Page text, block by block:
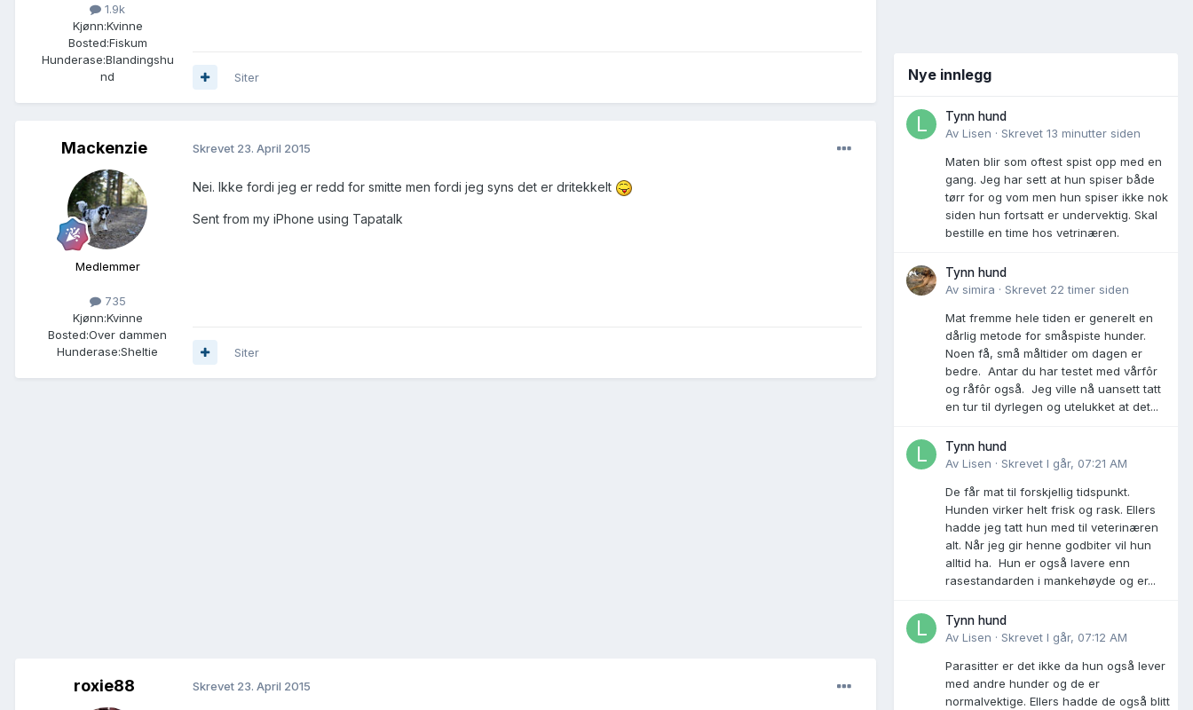
1.9k
Kjønn:Kvinne
Bosted:Fiskum
Hunderase:Blandingshu
nd
Siter
Mackenzie
Medlemmer
735
Kjønn:Kvinne
Bosted:Over dammen
Hunderase:Sheltie
Skrevet 23. April 2015
Nei. Ikke fordi jeg er redd for smitte men fordi jeg syns det er dritekkelt
Sent from my iPhone using Tapatalk
Siter
roxie88 Skrevet 23. April 2015
Nye innlegg
Tynn hund
Av Lisen · Skrevet 13 minutter siden
Maten blir som oftest spist opp med en
gang. Jeg har sett at hun spiser både
tørr for og vom men hun spiser ikke nok
siden hun fortsatt er undervektig. Skal
bestille en time hos vetrinæren.
Tynn hund
Av simira · Skrevet 22 timer siden
Mat fremme hele tiden er generelt en
dårlig metode for småspiste hunder.
Noen få, små måltider om dagen er
bedre. Antar du har testet med vårfôr
og råfôr også. Jeg ville nå uansett tatt
en tur til dyrlegen og utelukket at det...
Tynn hund
Av Lisen · Skrevet I går, 07:21 AM
De får mat til forskjellig tidspunkt.
Hunden virker helt frisk og rask. Ellers
hadde jeg tatt hun med til veterinæren
alt. Når jeg gir henne godbiter vil hun
alltid ha. Hun er også lavere enn
rasestandarden i mankehøyde og er...
Tynn hund
Av Lisen · Skrevet I går, 07:12 AM
Parasitter er det ikke da hun også lever
med andre hunder og de er
normalvektige. Ellers hadde de også blitt